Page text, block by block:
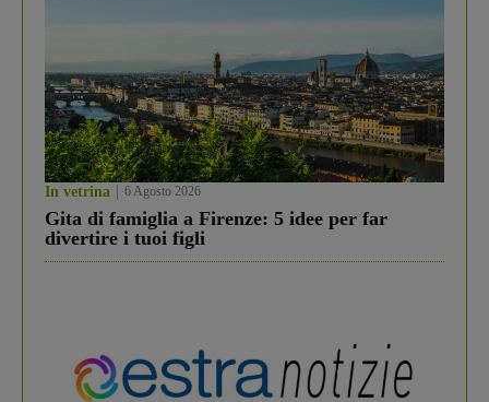
In vetrina 6 Agosto 2026
Gita di famiglia a Firenze: 5 idee per far
divertire i tuoi figli